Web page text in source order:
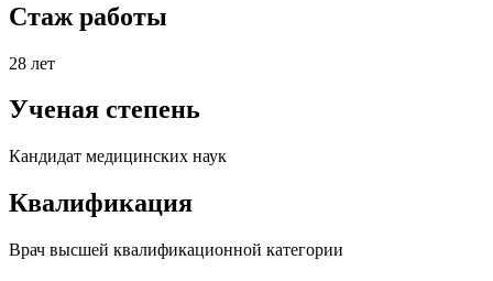
Стаж работы
28 лет
Ученая степень
Кандидат медицинских наук
Квалификация
Врач высшей квалификационной категории